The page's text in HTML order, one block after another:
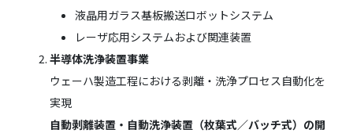
液晶用ガラス基板搬送ロボットシステム
レーザ応用システムおよび関連装置
半導体洗浄装置事業
ウェーハ製造工程における剥離・洗浄プロセス自動化を
実現
自動剥離装置・自動洗浄装置（枚葉式／バッチ式）の開